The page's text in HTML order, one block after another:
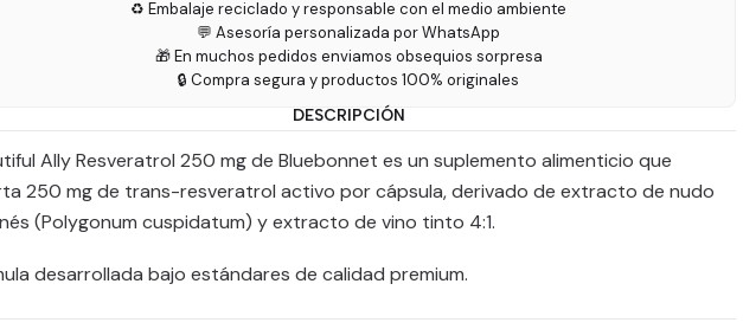
♻️ Embalaje reciclado y responsable con el medio ambiente
💬 Asesoría personalizada por WhatsApp
🎁 En muchos pedidos enviamos obsequios sorpresa
🔒 Compra segura y productos 100% originales
DESCRIPCIÓN
Ally Resveratrol 250 mg de Bluebonnet es un suplemento alimenticio que
250 mg de trans-resveratrol activo por cápsula, derivado de extracto de nudo
(Polygonum cuspidatum) y extracto de vino tinto 4:1.
desarrollada bajo estándares de calidad premium.